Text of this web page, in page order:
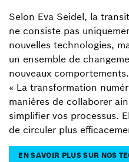
Selon Eva Seidel, la
ne consiste pas
nouvelles technologies,
un ensemble de
nouveaux comportements.
« La transformation
manières de collaborer
simplifier vos processus.
de circuler plus
EN SAVOIR PLUS SUR NOS